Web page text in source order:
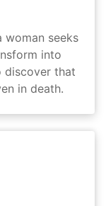
woman seeks
into
discover that
in death.